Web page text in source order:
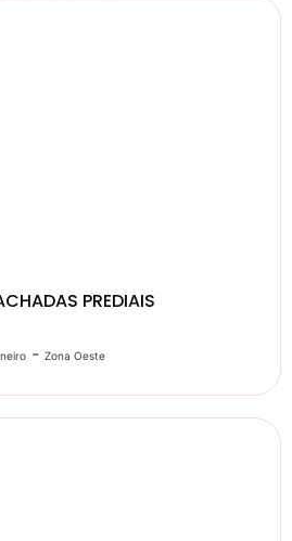
PREDIAIS
- Zona Oeste